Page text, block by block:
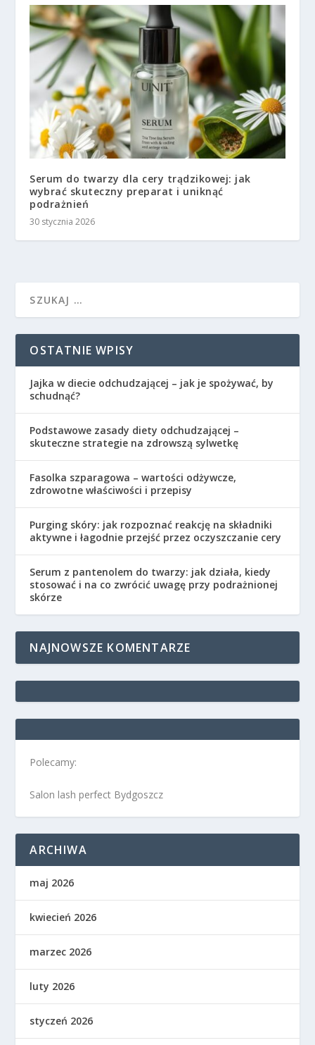
Serum do twarzy dla cery trądzikowej: jak
wybrać skuteczny preparat i uniknąć
podrażnień
30 stycznia 2026
OSTATNIE WPISY
Jajka w diecie odchudzającej – jak je spożywać, by
schudnąć?
Podstawowe zasady diety odchudzającej –
skuteczne strategie na zdrowszą sylwetkę
Fasolka szparagowa – wartości odżywcze,
zdrowotne właściwości i przepisy
Purging skóry: jak rozpoznać reakcję na składniki
aktywne i łagodnie przejść przez oczyszczanie cery
Serum z pantenolem do twarzy: jak działa, kiedy
stosować i na co zwrócić uwagę przy podrażnionej
skórze
NAJNOWSZE KOMENTARZE
Polecamy:
Salon lash perfect Bydgoszcz
ARCHIWA
maj 2026
kwiecień 2026
marzec 2026
luty 2026
styczeń 2026